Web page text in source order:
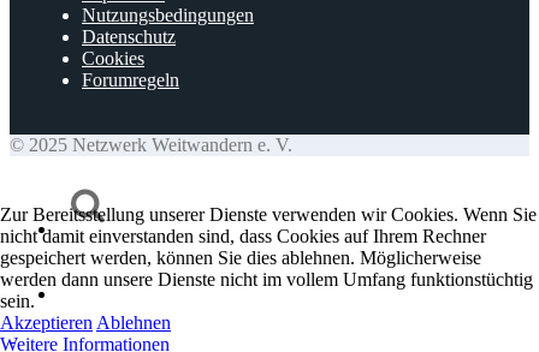
Nutzungsbedingungen
Datenschutz
Cookies
Forumregeln
© 2025 Netzwerk Weitwandern e. V.
Zur Bereitsstellung unserer Dienste verwenden wir Cookies. Wenn Sie
nicht damit einverstanden sind, dass Cookies auf Ihrem Rechner
gespeichert werden, können Sie dies ablehnen. Möglicherweise
werden dann unsere Dienste nicht im vollem Umfang funktionstüchtig
sein.
Akzeptieren Ablehnen
Weitere Informationen